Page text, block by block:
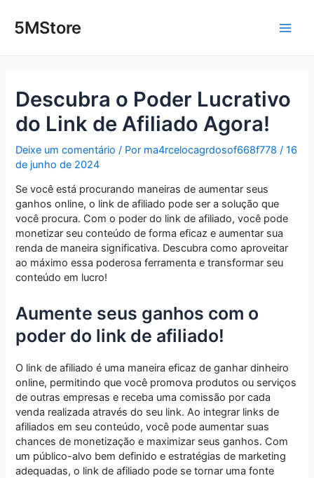
para5MStore
Descubra o Poder Lucrativo
do Link de Afiliado Agora!
Deixe um comentário / Por ma4rcelocagrdosof668f778/16
de junho de 2024
Se você está procurando maneiras de aumentar seus
ganhos online, o link de afiliado pode ser a solução que
você procura. Com o poder do link de afiliado, você pode
monetizar seu conteúdo de forma eficaz e aumentar sua
renda de maneira significativa. Descubra como aproveitar
ao máximo essa poderosa ferramenta e transformar seu
conteúdo em lucro!
Aumente seus ganhos com o
poder do link de afiliado!
O link de afiliado é uma maneira eficaz de ganhar dinheiro
online, permitindo que você promova produtos ou serviços
de outras empresas e receba uma comissão por cada
venda realizada através do seu link. Ao integrar links de
afiliados em seu conteúdo, você pode aumentar suas
chances de monetização e maximizar seus ganhos. Com
um público-alvo bem definido e estratégias de marketing
adequadas, o link de afiliado pode se tornar uma fonte
navigation